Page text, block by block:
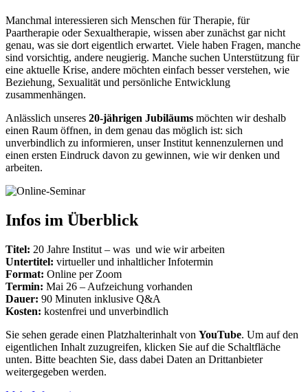
Manchmal interessieren sich Menschen für Therapie, für
Paartherapie oder Sexualtherapie, wissen aber zunächst gar nicht
genau, was sie dort eigentlich erwartet. Viele haben Fragen, manche
sind vorsichtig, andere neugierig. Manche suchen Unterstützung für
eine aktuelle Krise, andere möchten einfach besser verstehen, wie
Beziehung, Sexualität und persönliche Entwicklung
zusammenhängen.
Anlässlich unseres 20-jährigen Jubiläums möchten wir deshalb
einen Raum öffnen, in dem genau das möglich ist: sich
unverbindlich zu informieren, unser Institut kennenzulernen und
einen ersten Eindruck davon zu gewinnen, wie wir denken und
arbeiten.
Infos im Überblick
Titel: 20 Jahre Institut – was und wie wir arbeiten
Untertitel: virtueller und inhaltlicher Infotermin
Format: Online per Zoom
Termin: Mai 26 – Aufzeichung vorhanden
Dauer: 90 Minuten inklusive Q&A
Kosten: kostenfrei und unverbindlich
Sie sehen gerade einen Platzhalterinhalt von YouTube. Um auf den
eigentlichen Inhalt zuzugreifen, klicken Sie auf die Schaltfläche
unten. Bitte beachten Sie, dass dabei Daten an Drittanbieter
weitergegeben werden.